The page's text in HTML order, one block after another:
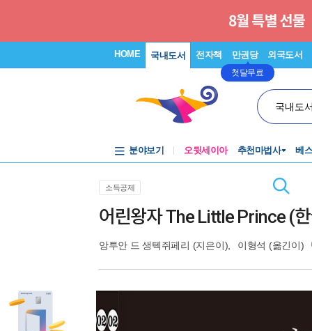
HOME 국내도서 전자책 만권당
첫달무료
외국도서
국내도
분야보기 오뒷세이아 추천마법사 베
소득공제
어린왕자 The Little Prince (
앙투안 드 생텍쥐페리 (지은이), 이형석 (옮긴이)